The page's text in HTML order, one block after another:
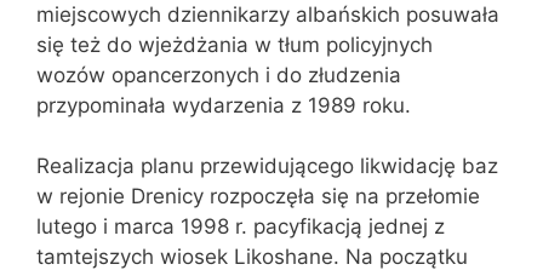
miejscowych dziennikarzy albańskich posuwała
się też do wjeżdżania w tłum policyjnych
wozów opancerzonych i do złudzenia
przypominała wydarzenia z 1989 roku.
Realizacja planu przewidującego likwidację baz
w rejonie Drenicy rozpoczęła się na przełomie
lutego i marca 1998 r. pacyfikacją jednej z
tamtejszych wiosek Likoshane. Na początku